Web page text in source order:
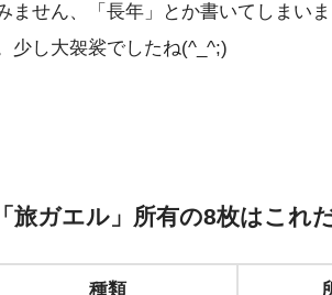
ません、「長年」とか書いてしまい
少し大袈裟でしたね(^_^;)
「旅ガエル」所有の8枚はこれ
種類